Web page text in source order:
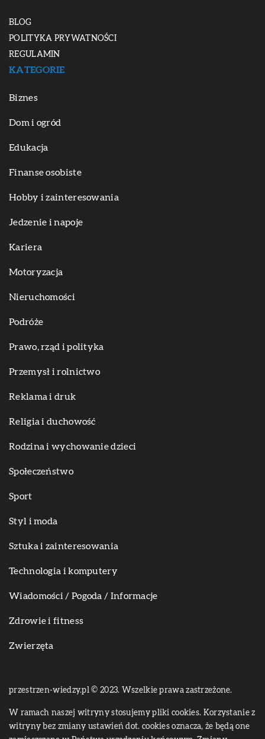
BLOG
POLITYKA PRYWATNOŚCI
REGULAMIN
KATEGORIE
Biznes
Dom i ogród
Edukacja
Finanse osobiste
Hobby i zainteresowania
Jedzenie i napoje
Kariera
Motoryzacja
Nieruchomości
Podróże
Prawo, rząd i polityka
Przemysł i rolnictwo
Reklama i druk
Religia i duchowość
Rodzina i wychowanie dzieci
Społeczeństwo
Sport
Styl i moda
Sztuka i zainteresowania
Technologia i komputery
Wiadomości / Pogoda / Informacje
Zdrowie i fitness
Zwierzęta
przestrzen-wiedzy.pl © 2023. Wszelkie prawa zastrzeżone.
W ramach naszej witryny stosujemy pliki cookies. Korzystanie z
witryny bez zmiany ustawień dot. cookies oznacza, że będą one